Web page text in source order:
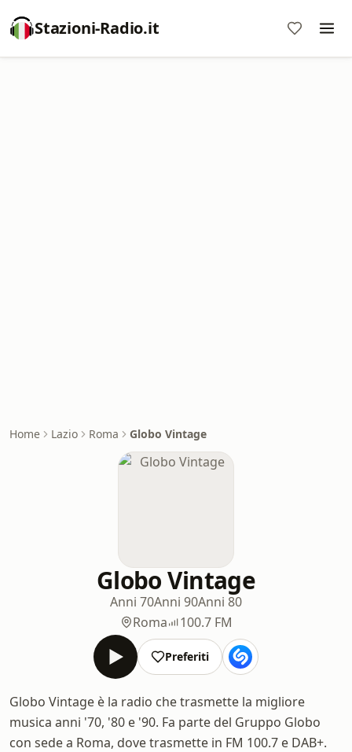
Stazioni-Radio.it
Home Lazio Roma Globo Vintage
Globo Vintage
Anni 70Anni 90Anni 80
Roma
100.7 FM
Preferiti
Globo Vintage è la radio che trasmette la migliore
musica anni '70, '80 e '90. Fa parte del Gruppo Globo
con sede a Roma, dove trasmette in FM 100.7 e DAB+.